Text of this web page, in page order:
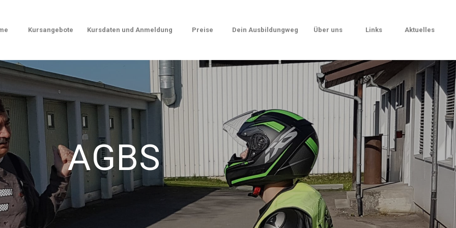
Kursangebote Kursdaten und Anmeldung Preise Dein Ausbildungweg Über uns Links Aktuelles
AGBS